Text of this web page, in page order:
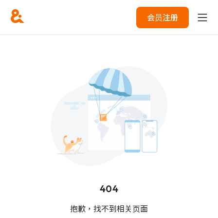
会员注册
404
抱歉，找不到相关页面